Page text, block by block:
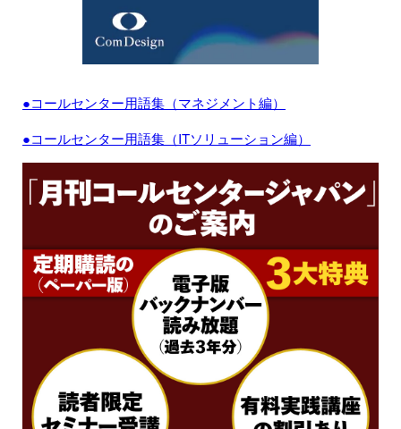
●コールセンター用語集（マネジメント編）
●コールセンター用語集（ITソリューション編）